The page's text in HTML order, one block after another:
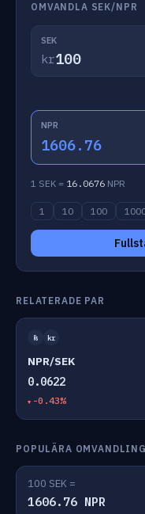
OMVANDLA SEK/NPR
SEK
kr
NPR
1606.76
1 SEK = 16.0676 NPR
1 10 100
RELATERADE PAR
₨ kr
NPR/SEK
0.0622
-0.43%
POPULÄRA
100 SEK =
1606.76 NPR